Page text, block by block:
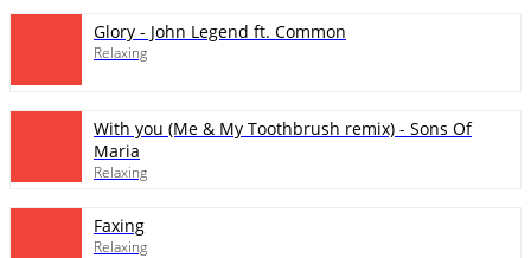
Glory - John Legend ft. Common
Relaxing
With you (Me & My Toothbrush remix) - Sons Of
Maria
Relaxing
Faxing
Relaxing